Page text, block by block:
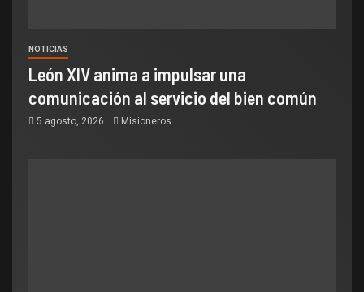
NOTICIAS
León XIV anima a impulsar una
comunicación al servicio del bien común
5 agosto, 2026 Misioneros